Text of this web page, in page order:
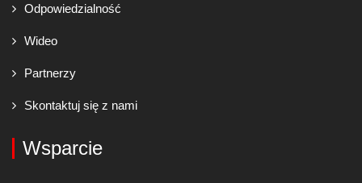
Odpowiedzialność
Wideo
Partnerzy
Skontaktuj się z nami
Wsparcie